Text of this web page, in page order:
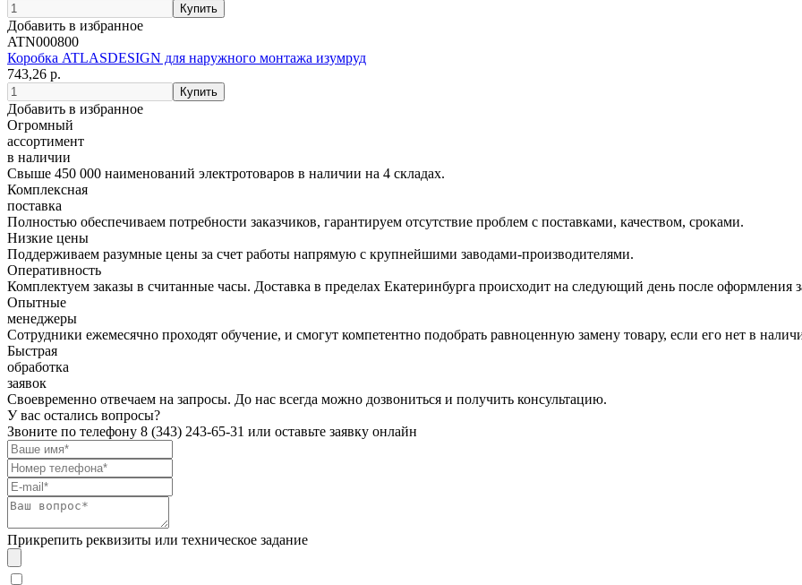
Добавить в избранное
ATN000800
Коробка ATLASDESIGN для наружного монтажа изумруд
743,26 р.
Добавить в избранное
Огромный
ассортимент
в наличии
Свыше 450 000 наименований электротоваров в наличии на 4 складах.
Комплексная
поставка
Полностью обеспечиваем потребности заказчиков, гарантируем отсутствие проблем с поставками, качеством, сроками.
Низкие цены
Поддерживаем разумные цены за счет работы напрямую с крупнейшими заводами-производителями.
Оперативность
Комплектуем заказы в считанные часы. Доставка в пределах Екатеринбурга происходит на следующий день после оформления
Опытные
менеджеры
Сотрудники ежемесячно проходят обучение, и смогут компетентно подобрать равноценную замену товару, если его нет в
Быстрая
обработка
заявок
Своевременно отвечаем на запросы. До нас всегда можно дозвониться и получить консультацию.
У вас остались вопросы?
Звоните по телефону 8 (343) 243-65-31 или оставьте заявку онлайн
Прикрепить реквизиты или техническое задание